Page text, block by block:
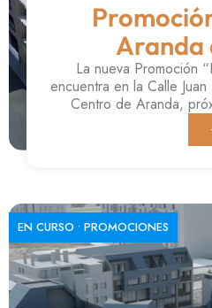
Aranda
La nueva Promoción
encuentra en la Calle
Centro de Aranda,
EN CURSO • PROMOCIONES